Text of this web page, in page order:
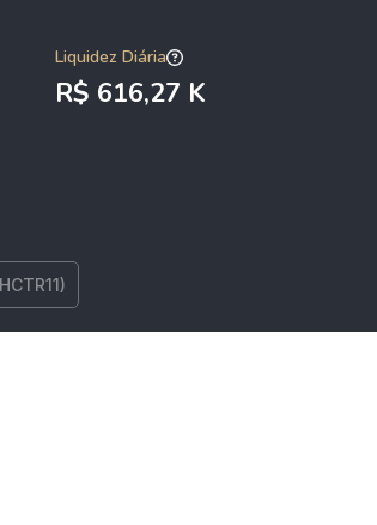
Liquidez Diária
R$ 616,27 K